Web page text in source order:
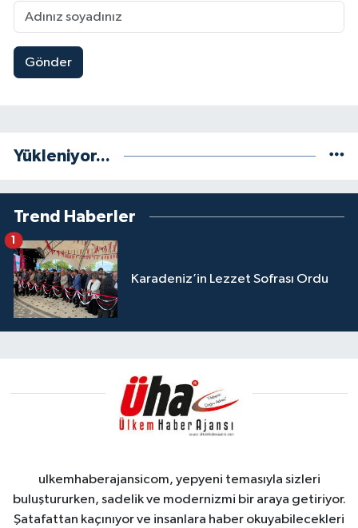
Gönder
Yükleniyor...
Trend Haberler
Karadeniz’in Lezzet Sofrası Ordu
1
ulkemhaberajansicom, yepyeni temasıyla sizleri
buluştururken, sadelik ve modernizmi bir araya getiriyor.
Şatafattan kaçınıyor ve insanlara haber okuyabilecekleri